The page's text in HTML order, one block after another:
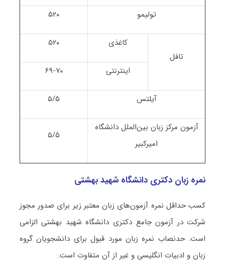
تولیمو ۵۲۰
تافل
کاغذی ۵۲۰
اینترنتی ۶۹-۷۰
آیلتس ۵/۵
آزمون مرکز زبان بین‌الملل دانشگاه
امیرکبیر
۵/۵
نمره زبان دکتری دانشگاه شهید بهشتی
کسب حداقل نمره آزمون‌های زبان معتبر زیر برای صدور مجوز
شرکت در آزمون جامع دکتری دانشگاه شهید بهشتی الزامی
است. حدنصاب نمره زبان مورد قبول برای دانشجویان گروه
زبان و ادبیات انگلیسی و غیر از آن متفاوت است.